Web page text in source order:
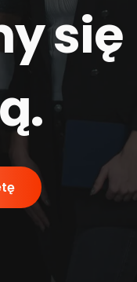
się
.